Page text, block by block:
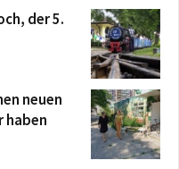
der 5.
neuen
haben